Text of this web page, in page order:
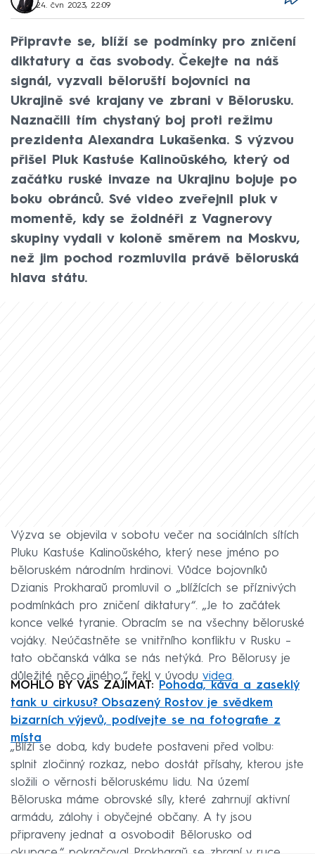
24. čvn 2023, 22:09
Připravte se, blíží se podmínky pro zničení
diktatury a čas svobody. Čekejte na náš
signál, vyzvali běloruští bojovníci na
Ukrajině své krajany ve zbrani v Bělorusku.
Naznačili tím chystaný boj proti režimu
prezidenta Alexandra Lukašenka. S výzvou
přišel Pluk Kastuśe Kalinoŭského, který od
začátku ruské invaze na Ukrajinu bojuje po
boku obránců. Své video zveřejnil pluk v
momentě, kdy se žoldnéři z Vagnerovy
skupiny vydali v koloně směrem na Moskvu,
než jim pochod rozmluvila právě běloruská
hlava státu.
Výzva se objevila v sobotu večer na sociálních sítích
Pluku Kastuśe Kalinoŭského, který nese jméno po
běloruském národním hrdinovi. Vůdce bojovníků
Dzianis Prokharaŭ promluvil o „blížících se příznivých
podmínkách pro zničení diktatury“. „Je to začátek
konce velké tyranie. Obracím se na všechny běloruské
vojáky. Neúčastněte se vnitřního konfliktu v Rusku –
tato občanská válka se nás netýká. Pro Bělorusy je
důležité něco jiného,“ řekl v úvodu videa.
MOHLO BY VÁS ZAJÍMAT:
Pohoda, káva a zaseklý
tank u cirkusu? Obsazený Rostov je svědkem
bizarních výjevů, podívejte se na fotografie z
místa
„Blíží se doba, kdy budete postaveni před volbu:
splnit zločinný rozkaz, nebo dostát přísahy, kterou jste
složili o věrnosti běloruskému lidu. Na území
Běloruska máme obrovské síly, které zahrnují aktivní
armádu, zálohy i obyčejné občany. A ty jsou
připraveny jednat a osvobodit Bělorusko od